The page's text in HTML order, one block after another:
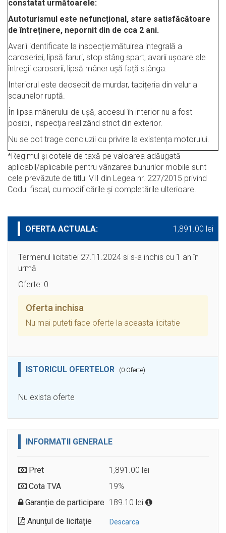
constatat următoarele:
Autoturismul este nefuncțional, stare satisfăcătoare
de întreținere, nepornit din de cca 2 ani.
Avarii identificate la inspecție:mătuirea integrală a
caroseriei, lipsă faruri, stop stâng spart, avarii ușoare ale
întregii caroserii, lipsă mâner ușă față stânga.
Interiorul este deosebit de murdar, tapițeria din velur a
scaunelor ruptă.
În lipsa mânerului de ușă, accesul în interior nu a fost
posibil, inspecția realizând strict din exterior.
Nu se pot trage concluzii cu privire la existența motorului.
*Regimul şi cotele de taxă pe valoarea adăugată
aplicabil/aplicabile pentru vânzarea bunurilor mobile sunt
cele prevăzute de titlul VII din Legea nr. 227/2015 privind
Codul fiscal, cu modificările şi completările ulterioare.
OFERTA ACTUALA: 1,891.00 lei
Termenul licitatiei 27.11.2024 si s-a inchis cu 1 an în
urmă
Oferte: 0
Oferta inchisa
Nu mai puteti face oferte la aceasta licitatie
ISTORICUL OFERTELOR (0 Oferte)
Nu exista oferte
INFORMATII GENERALE
Pret
1,891.00 lei
Cota TVA
19%
Garanție de participare 189.10 lei
Anunțul de licitație
Descarca